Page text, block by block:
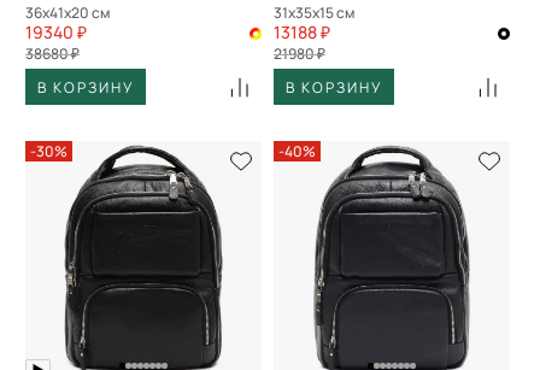
36x41x20 см
19340 ₽
38680 ₽
В КОРЗИНУ
31x35x15 см
13188 ₽
21980 ₽
В КОРЗИНУ
-30% -40%